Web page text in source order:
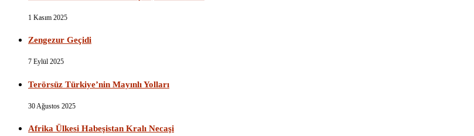
1 Kasım 2025
Zengezur Geçidi
7 Eylül 2025
Terörsüz Türkiye’nin Mayınlı Yolları
30 Ağustos 2025
Afrika Ülkesi Habeşistan Kralı Necaşi